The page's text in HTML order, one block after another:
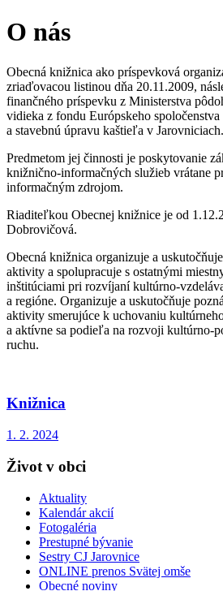
O nás
Obecná knižnica ako príspevková
zriaďovacou listinou dňa 20.11.2009,
finančného príspevku z Ministerstva
vidieka z fondu Európskeho
a stavebnú úpravu kaštieľa v Jarovniciach.
Predmetom jej činnosti je poskytovanie
knižnično-informačných služieb vrátane
informačným zdrojom.
Riaditeľkou Obecnej knižnice je od
Dobrovičová.
Obecná knižnica organizuje a
aktivity a spolupracuje s ostatnými
inštitúciami pri rozvíjaní kultúrno-
a regióne. Organizuje a uskutočňuje
aktivity smerujúce k uchovaniu
a aktívne sa podieľa na rozvoji kultúrno-
ruchu.
Knižnica
1. 2. 2024
Život v obci
Aktuality
Kalendár akcií
Fotogaléria
Prestupné bývanie
Sestry CJ Jarovnice
ONLINE prenos Svätej omše
Obecné noviny